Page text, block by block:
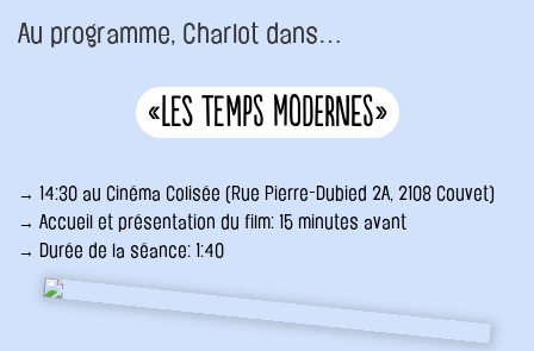
Au programme, Charlot dans…
«Les Temps modernes»
→ 14:30 au Cinéma Colisée (Rue Pierre-Dubied 2A, 2108 Couvet)
→ Accueil et présentation du film: 15 minutes avant
→ Durée de la séance: 1:40